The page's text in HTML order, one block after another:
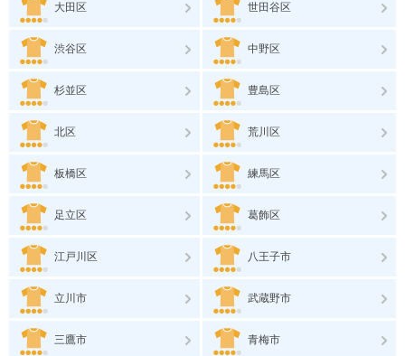
大田区 世田谷区
渋谷区 中野区
杉並区 豊島区
北区 荒川区
板橋区 練馬区
足立区 葛飾区
江戸川区 八王子市
立川市 武蔵野市
三鷹市 青梅市